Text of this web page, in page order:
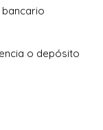
o depósito